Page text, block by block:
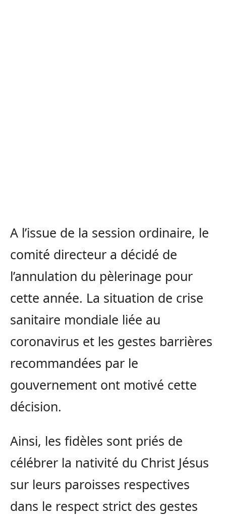
A l’issue de la session ordinaire, le
comité directeur a décidé de
l’annulation du pèlerinage pour
cette année. La situation de crise
sanitaire mondiale liée au
coronavirus et les gestes barrières
recommandées par le
gouvernement ont motivé cette
décision.
Ainsi, les fidèles sont priés de
célébrer la nativité du Christ Jésus
sur leurs paroisses respectives
dans le respect strict des gestes